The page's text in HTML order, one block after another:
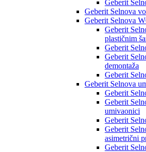
Geberit
Geberit Selnova
Geberit Selnova
Geberit
plastičnim
Geberit
Geberit
demontaža
Geberit
Geberit Selnova
Geberit
Geberit
umivaonici
Geberit
Geberit
asimetrični
Geberit